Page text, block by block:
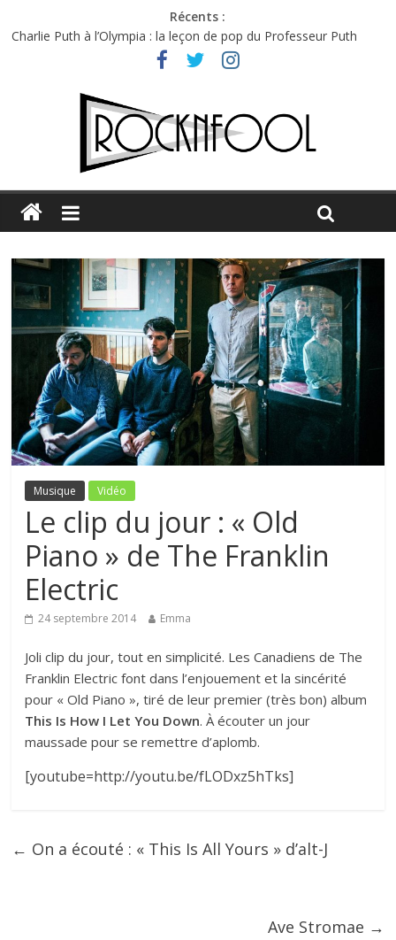
Récents :
Charlie Puth à l’Olympia : la leçon de pop du Professeur Puth
Festival Triptyque : un nouveau festival de musique indépendant
Hellfest 2026 vendredi : température et émotions en hausse
Hellfest 2026 jeudi : impossible de choisir entre chaleur et bonne
Première édition du Midgard Festival : entre bière, métal et
Musique Vidéo
Le clip du jour : « Old
Piano » de The Franklin
Electric
24 septembre 2014 Emma
Joli clip du jour, tout en simplicité. Les Canadiens de The
Franklin Electric font dans l’enjouement et la sincérité
pour « Old Piano », tiré de leur premier (très bon) album
This Is How I Let You Down. À écouter un jour
maussade pour se remettre d’aplomb.
[youtube=http://youtu.be/fLODxz5hTks]
← On a écouté : « This Is All Yours » d’alt-J
Ave Stromae →